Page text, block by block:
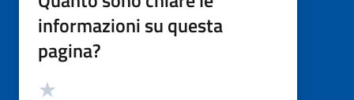
informazioni su questa
pagina?
Valutazione